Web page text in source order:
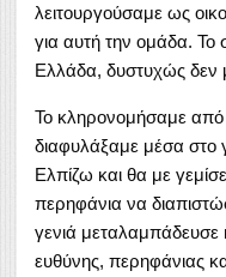
λειτουργούσαμε ως
για αυτή την ομάδα. Το
Ελλάδα, δυστυχώς δεν
Το κληρονομήσαμε από
διαφυλάξαμε μέσα στο
Ελπίζω και θα με
περηφάνια να
γενιά μεταλαμπάδευσε
ευθύνης, περηφάνιας